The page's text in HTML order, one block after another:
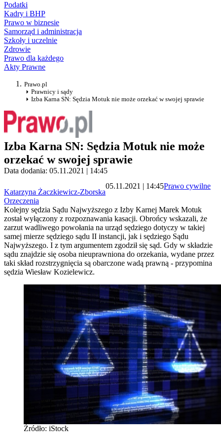
Podatki
Kadry i BHP
Prawo w biznesie
Samorząd i administracja
Szkoły i uczelnie
Zdrowie
Prawo dla każdego
Akty Prawne
Prawo.pl
Prawnicy i sądy
Izba Karna SN: Sędzia Motuk nie może orzekać w swojej sprawie
Izba Karna SN: Sędzia Motuk nie może
orzekać w swojej sprawie
Data dodania: 05.11.2021 | 14:45
Katarzyna Żaczkiewicz-Zborska
05.11.2021 | 14:45Prawo cywilne
Orzeczenia
Kolejny sędzia Sądu Najwyższego z Izby Karnej Marek Motuk
został wyłączony z rozpoznawania kasacji. Obrońcy wskazali, że
zarzut wadliwego powołania na urząd sędziego dotyczy w takiej
samej mierze sędziego sądu II instancji, jak i sędziego Sądu
Najwyższego. I z tym argumentem zgodził się sąd. Gdy w składzie
sądu znajdzie się osoba nieuprawniona do orzekania, wydane przez
taki skład rozstrzygnięcia są obarczone wadą prawną - przypomina
sędzia Wiesław Kozielewicz.
Źródło: iStock